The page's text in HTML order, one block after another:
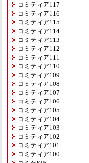
コミティア117
コミティア116
コミティア115
コミティア114
コミティア113
コミティア112
コミティア111
コミティア110
コミティア109
コミティア108
コミティア107
コミティア106
コミティア105
コミティア104
コミティア103
コミティア102
コミティア101
コミティア100